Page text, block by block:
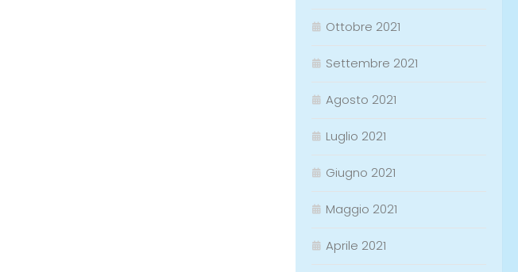
Ottobre 2021
Settembre 2021
Agosto 2021
Luglio 2021
Giugno 2021
Maggio 2021
Aprile 2021